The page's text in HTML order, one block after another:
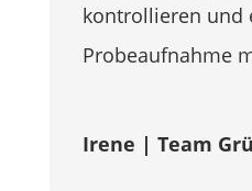
kontrollieren und
Probeaufnahme
Irene | Team